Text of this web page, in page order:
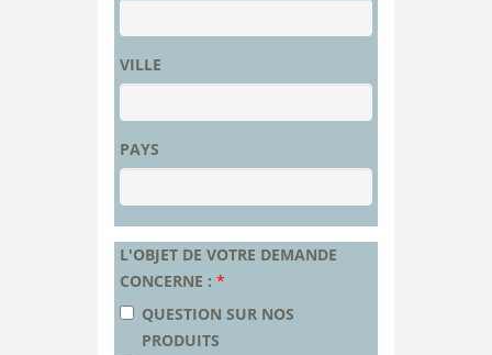
VILLE
PAYS
L'OBJET DE VOTRE DEMANDE
CONCERNE : *
QUESTION SUR NOS
PRODUITS